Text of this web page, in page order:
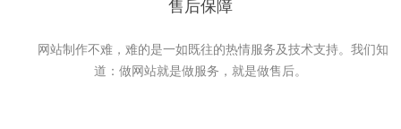
售后保障
网站制作不难，难的是一如既往的热情服务及技术支持。我们知
道：做网站就是做服务，就是做售后。